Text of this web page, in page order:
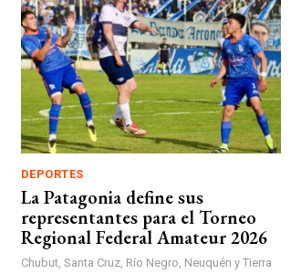
DEPORTES
La Patagonia define sus
representantes para el Torneo
Regional Federal Amateur 2026
Chubut, Santa Cruz, Río Negro, Neuquén y Tierra